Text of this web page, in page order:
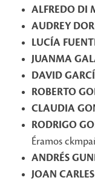
ALFREDO DI
AUDREY
LUCÍA
JUANMA
DAVID
ROBERTO
CLAUDIA
RODRIGO
Éramos
ANDRÉS
JOAN